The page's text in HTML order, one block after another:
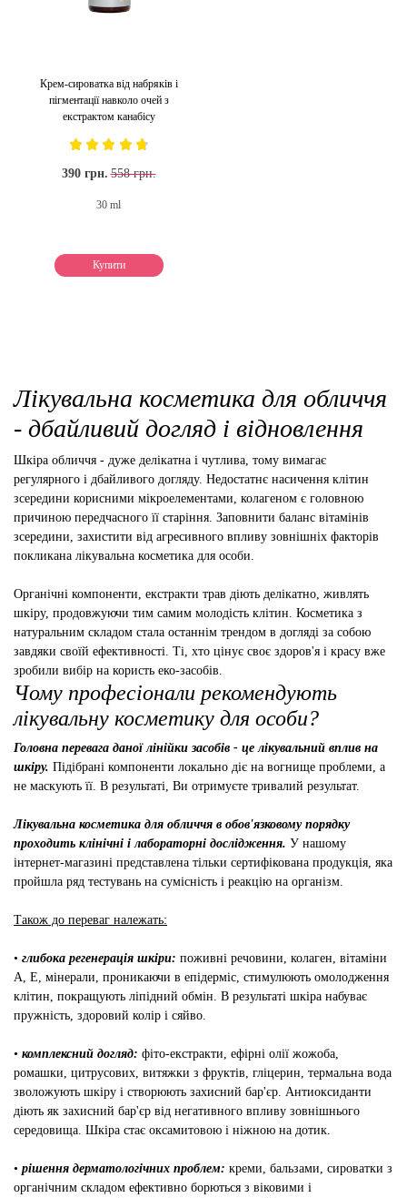
Крем-сироватка від набряків і
пігментації навколо очей з
екстрактом канабісу
390 грн. 558 грн.
30 ml
Купити
Лікувальна косметика для обличчя
- дбайливий догляд і відновлення
Шкіра обличчя - дуже делікатна і чутлива, тому вимагає
регулярного і дбайливого догляду. Недостатнє насичення клітин
зсередини корисними мікроелементами, колагеном є головною
причиною передчасного її старіння. Заповнити баланс вітамінів
зсередини, захистити від агресивного впливу зовнішніх факторів
покликана лікувальна косметика для особи.
Органічні компоненти, екстракти трав діють делікатно, живлять
шкіру, продовжуючи тим самим молодість клітин. Косметика з
натуральним складом стала останнім трендом в догляді за собою
завдяки своїй ефективності. Ті, хто цінує своє здоров'я і красу вже
зробили вибір на користь еко-засобів.
Чому професіонали рекомендують
лікувальну косметику для особи?
Головна перевага даної лінійки засобів - це лікувальний вплив на
шкіру. Підібрані компоненти локально діє на вогнище проблеми, а
не маскують її. В результаті, Ви отримуєте тривалий результат.
Лікувальна косметика для обличчя в обов'язковому порядку
проходить клінічні і лабораторні дослідження. У нашому
інтернет-магазині представлена ​​тільки сертифікована продукція, яка
пройшла ряд тестувань на сумісність і реакцію на організм.
Також до переваг належать:
• глибока регенерація шкіри: поживні речовини, колаген, вітаміни
А, Е, мінерали, проникаючи в епідерміс, стимулюють омолодження
клітин, покращують ліпідний обмін. В результаті шкіра набуває
пружність, здоровий колір і сяйво.
• комплексний догляд: фіто-екстракти, ефірні олії жожоба,
ромашки, цитрусових, витяжки з фруктів, гліцерин, термальна вода
зволожують шкіру і створюють захисний бар'єр. Антиоксиданти
діють як захисний бар'єр від негативного впливу зовнішнього
середовища. Шкіра стає оксамитовою і ніжною на дотик.
• рішення дерматологічних проблем: креми, бальзами, сироватки з
органічним складом ефективно борються з віковими і